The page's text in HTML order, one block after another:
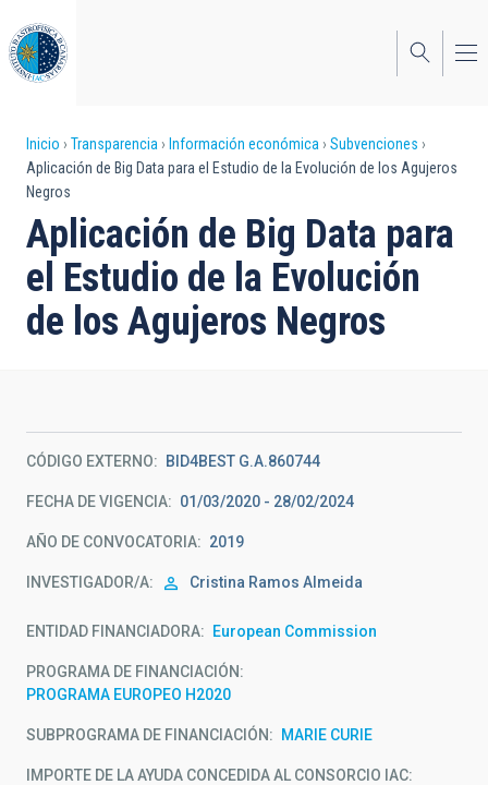
al
contenido
principal
Sobrescribir
enlaces
de
ayuda
a
la
Inicio Transparencia Información económica
Subvenciones
Aplicación de Big Data para el Estudio de la Evolución de los Agujeros
Negros
Aplicación de Big Data para
el Estudio de la Evolución
de los Agujeros Negros
CÓDIGO EXTERNO BID4BEST G.A.860744
FECHA DE VIGENCIA 01/03/2020 - 28/02/2024
AÑO DE CONVOCATORIA 2019
INVESTIGADOR/A Cristina Ramos Almeida
ENTIDAD FINANCIADORA European Commission
PROGRAMA DE FINANCIACIÓN
PROGRAMA EUROPEO H2020
SUBPROGRAMA DE FINANCIACIÓN MARIE CURIE
IMPORTE DE LA AYUDA CONCEDIDA AL CONSORCIO IAC